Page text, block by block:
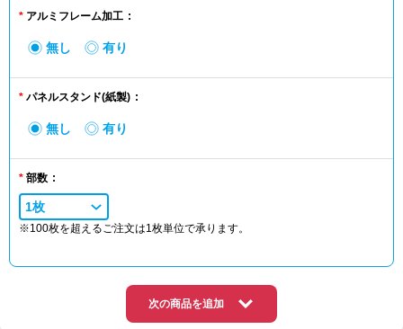
アルミフレーム加工
無し 有り
パネルスタンド(紙製)
無し 有り
部数
1枚
※100枚を超えるご注文は1枚単位で承ります。
次の商品を追加